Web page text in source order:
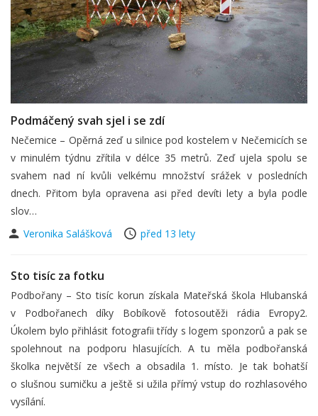
Podmáčený svah sjel i se zdí
Nečemice – Opěrná zeď u silnice pod kostelem v Nečemicích se
v minulém týdnu zřítila v délce 35 metrů. Zeď ujela spolu se
svahem nad ní kvůli velkému množství srážek v posledních
dnech. Přitom byla opravena asi před devíti lety a byla podle
slov…
Veronika Salášková
před 13 lety
Sto tisíc za fotku
Podbořany – Sto tisíc korun získala Mateřská škola Hlubanská
v Podbořanech díky Bobíkově fotosoutěži rádia Evropy2.
Úkolem bylo přihlásit fotografii třídy s logem sponzorů a pak se
spolehnout na podporu hlasujících. A tu měla podbořanská
školka největší ze všech a obsadila 1. místo. Je tak bohatší
o slušnou sumičku a ještě si užila přímý vstup do rozhlasového
vysílání.